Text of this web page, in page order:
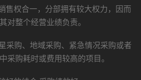
权合一，分部拥有较大权力，因而
对整个经营业绩负责。
购、地域采购、紧急情况采购或者
采购耗时或费用较高的项目。